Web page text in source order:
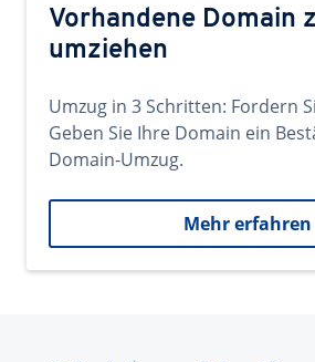
Vorhandene Domain
umziehen
Umzug in 3 Schritten: Fordern
Geben Sie Ihre Domain ein
Domain-Umzug.
Mehr erfahren